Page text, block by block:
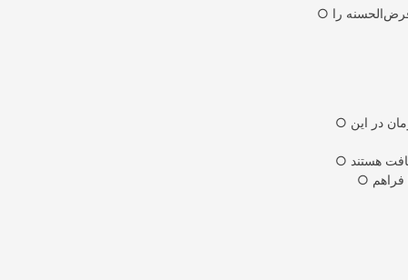
○ بانک مهر ایران: این بانک به عنوان بزرگترین بانک قرض‌الحسنه کشور، طیف وسیعی از وام‌های قرض‌الحسنه را
○ بانک ملی ایران: طرح‌های مختلف وام قرض‌الحسنه مانند “مهربانی ملی” با سقف 300 میلیون تومان در این
○ بانک صادرات ایران: طرح “لبخند” این بانک امکان دریافت وام قرض‌الحسنه بدون نیاز به ضامن را فراهم